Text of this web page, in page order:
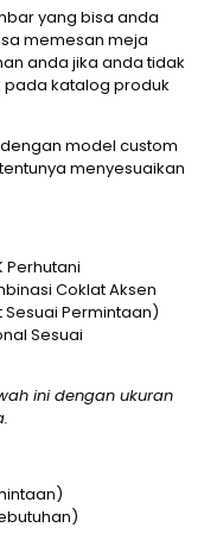
yang bisa anda
memesan meja
anda jika anda tidak
katalog produk
model custom
menyesuaikan
Perhutani
Coklat Aksen
Sesuai Permintaan)
Sesuai
ini dengan ukuran